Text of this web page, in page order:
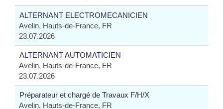
ALTERNANT ELECTROMECANICIEN
Avelin, Hauts-de-France, FR
23.07.2026
ALTERNANT AUTOMATICIEN
Avelin, Hauts-de-France, FR
23.07.2026
Préparateur et chargé de Travaux F/H/X
Avelin, Hauts-de-France, FR